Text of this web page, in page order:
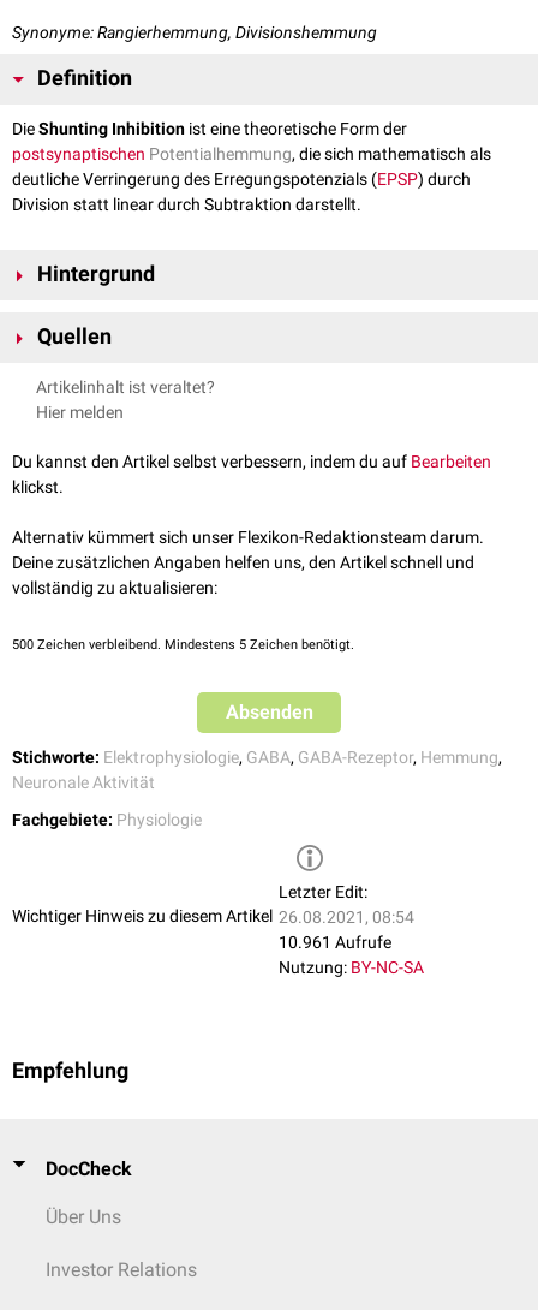
Synonyme: Rangierhemmung, Divisionshemmung
Definition
DieShunting Inhibition ist eine theoretische Form der
postsynaptischen Potentialhemmung, die sich mathematisch als
deutliche Verringerung des Erregungspotenzials (EPSP) durch
Division statt linear durch Subtraktion darstellt.
Hintergrund
("shunt") erregender
Ioneneinstromin die postsynaptische
Ioneneinstrom wird der Membranwiderstand lokal reduziert. Gemäß dem
postsynaptischen Potenzials (EPSP) dann verringert. Dieses Szenario
tritt dann ein, wenn das inhibitorische synaptische
Die Shunting Inhibition unterscheidet sich von derVoltage Inhibition
dadurch, dass es nicht zu einerHyperpolarisationkommt. Beide -
Shunting und Voltage Inhibition - sind prominente Mechanismen der
Quellen
Shunting Inhibition, Science Direct, abgerufen am 12.1.2021
Artikelinhalt ist veraltet?
Hier melden
Du kannst den Artikel selbst verbessern, indem du auf Bearbeiten
klickst.
Alternativ kümmert sich unser Flexikon-Redaktionsteam darum.
Deine zusätzlichen Angaben helfen uns, den Artikel schnell und
vollständig zu aktualisieren:
500 Zeichen verbleibend. Mindestens 5 Zeichen benötigt.
Absenden
Stichworte: Elektrophysiologie, GABA, GABA-Rezeptor, Hemmung,
Neuronale Aktivität
Fachgebiete: Physiologie
Wichtiger Hinweis zu diesem Artikel
Letzter Edit:
26.08.2021, 08:54
10.961 Aufrufe
Nutzung: BY-NC-SA
Empfehlung
DocCheck
Über Uns
Investor Relations